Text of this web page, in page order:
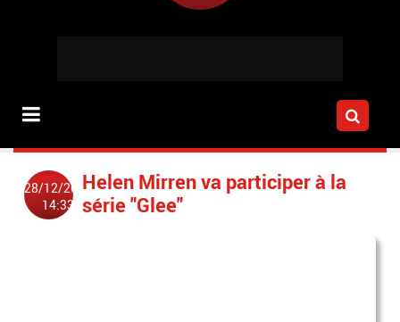
28/12/2011
14:33
Helen Mirren va participer à la
série "Glee"